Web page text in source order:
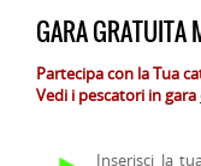
GARA GRATUITA
Partecipa con la Tua
Vedi i pescatori in gara
Inserisci la